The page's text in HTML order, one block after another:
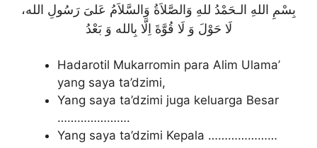
بِسْمِ اللهِ الـحَمْدُ للهِ وَالصَّلاَةُ وَالسَّلاَمُ عَلىَ رَسُولِ الله،
لَا حَوْلَ وَ لَا قُوَّةَ اِلَّا بِالله وَ بَعْدُ
Hadarotil Mukarromin para Alim Ulama’
yang saya ta’dzimi,
Yang saya ta’dzimi juga keluarga Besar
………………….
Yang saya ta’dzimi Kepala …………………